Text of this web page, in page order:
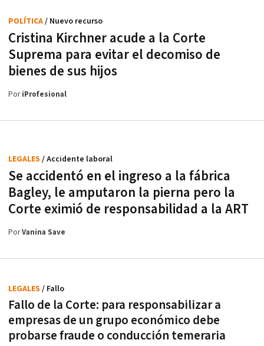
Cristina Kirchner acude a la Corte
Suprema para evitar el decomiso de
bienes de sus hijos
POLÍTICA/ Nuevo recurso
PoriProfesional
Se accidentó en el ingreso a la fábrica
Bagley, le amputaron la pierna pero la
Corte eximió de responsabilidad a la ART
LEGALES / Accidente laboral
PorVanina Save
Fallo de la Corte: para responsabilizar a
empresas de un grupo económico debe
probarse fraude o conducción temeraria
LEGALES / Fallo